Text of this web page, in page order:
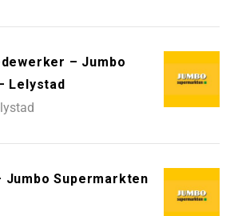
– Jumbo
Lelystad
Jumbo Supermarkten